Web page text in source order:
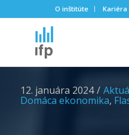
O inštitúte Kariéra
12. januára 2024 /
Domáca ekonomika,